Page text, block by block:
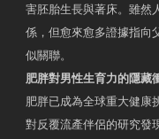
害胚胎生長與著床。雖然
係，但愈來愈多證據指向
似關聯。
肥胖對男性生育力的隱藏
肥胖已成為全球重大健康
對反覆流產伴侶的研究發